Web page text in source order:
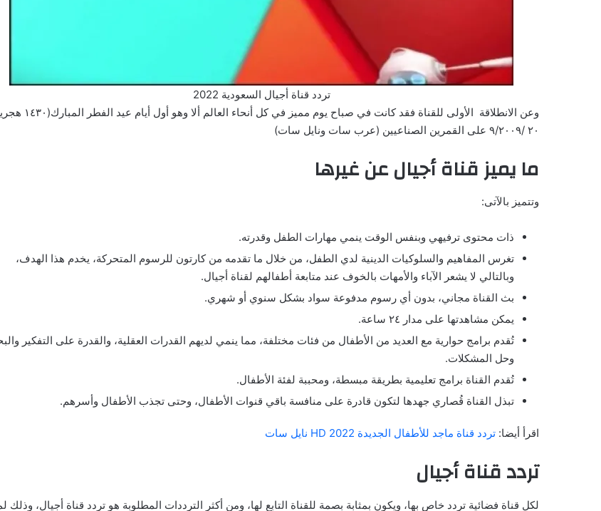
تردد قناة أجيال السعودية 2022
وعن الانطلاقة الأولى للقناة فقد كانت في صباح يوم مميز في كل أنحاء العالم ألا وهو
٢٠ /٩/٢٠٠٩ على القمرين الصناعيين (عرب سات ونايل سات)
ما يميز قناة أجيال عن غيرها
وتتميز بالآتى:
ذات محتوى ترفيهي وبنفس الوقت ينمي مهارات الطفل وقدرته.
تغرس المفاهيم والسلوكيات الدينية لدي الطفل، من خلال ما تقدمه من كارتون للرسوم المتحركة، يخدم هذا الهدف،
وبالتالي لا يشعر الآباء والأمهات بالخوف عند متابعة أطفالهم لقناة أجيال.
بث القناة مجاني، بدون أي رسوم مدفوعة سواد بشكل سنوي أو شهري.
يمكن مشاهدتها على مدار ٢٤ ساعة.
تُقدم برامج حوارية مع العديد من الأطفال من فئات مختلفة، مما ينمي لديهم القدرات العقلية، والقدرة على التفكير
وحل المشكلات.
تُقدم القناة برامج تعليمية بطريقة مبسطة، ومحببة لفئة الأطفال.
تبذل القناة قُصاري جهدها لتكون قادرة على منافسة باقي قنوات الأطفال، وحتى تجذب الأطفال وأسرهم.
اقرأ أيضا: تردد قناة ماجد للأطفال الجديدة 2022 HD نايل سات
تردد قناة أجيال
لكل قناة فضائية تردد خاص بها، ويكون بمثابة بصمة للقناة التابع لها، ومن أكثر الترددات المطلوبة هو تردد قناة أجيال، وذلك